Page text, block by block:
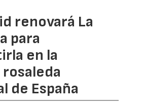
renovará La
para
en la
de España